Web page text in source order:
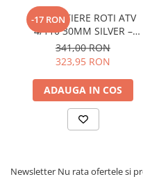
-17 RON
DISTANTIERE ROTI ATV
4/110 30MM SILVER –
CFMOTO / YAMAHA /
SUZUKI (PREZON M10x1.25)
341,00 RON
323,95 RON
ADAUGA IN COS
Newsletter Nu rata ofertele si